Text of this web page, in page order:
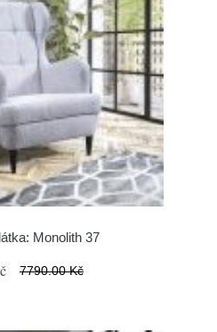
Monolith 37
7790.00 Kč